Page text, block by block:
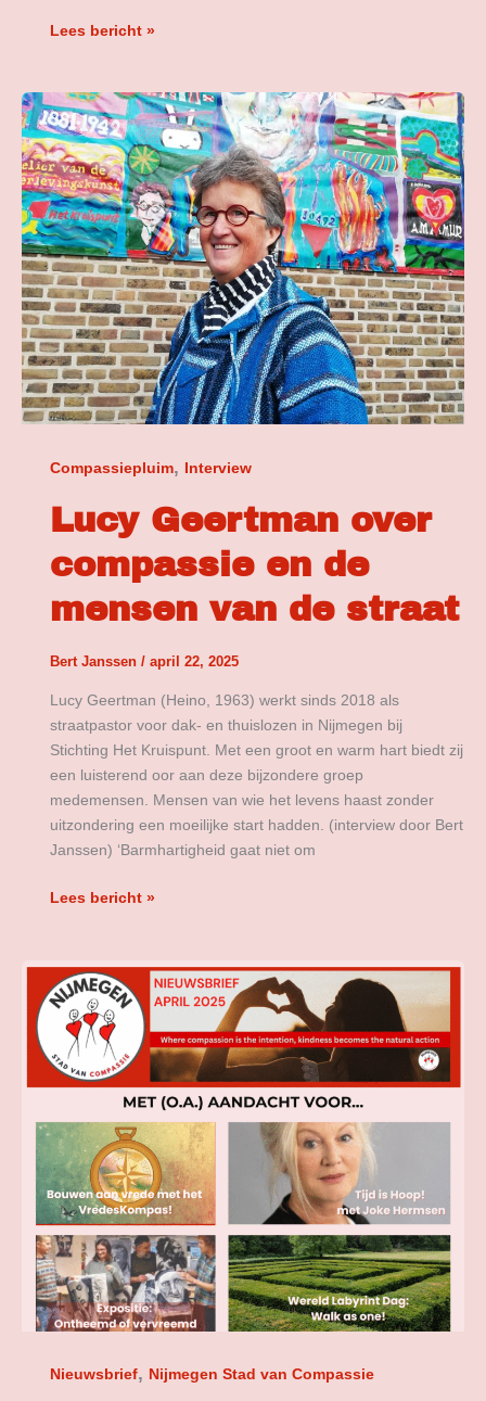
Lees bericht »
Compassiepluim, Interview
Lucy Geertman over
compassie en de
mensen van de straat
Bert Janssen / april 22, 2025
Lucy Geertman (Heino, 1963) werkt sinds 2018 als
straatpastor voor dak- en thuislozen in Nijmegen bij
Stichting Het Kruispunt. Met een groot en warm hart biedt zij
een luisterend oor aan deze bijzondere groep
medemensen. Mensen van wie het levens haast zonder
uitzondering een moeilijke start hadden. (interview door Bert
Janssen) ‘Barmhartigheid gaat niet om
Lucy
Geertman
over
compassie
en
de
mensen
van
de
straat
Lees bericht »
Nieuwsbrief, Nijmegen Stad van Compassie
Nieuwsbrief
april
2025!